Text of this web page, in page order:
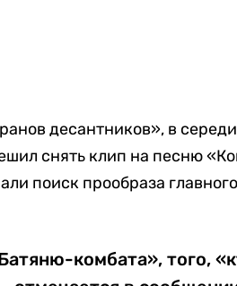
десантников», в
снять клип на песню
поиск прообраза главного
комбата», того,